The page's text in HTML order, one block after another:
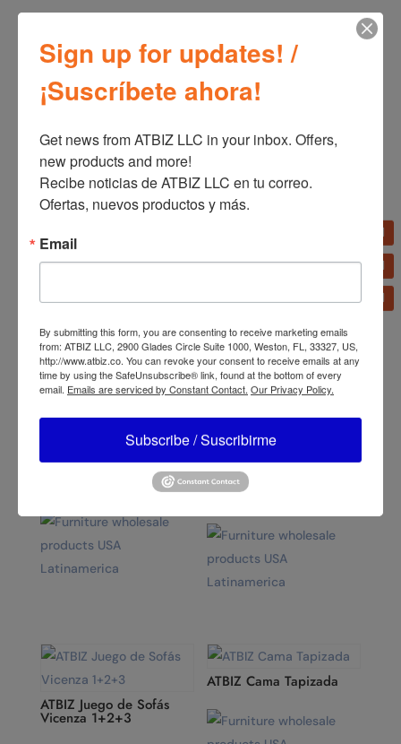
Productos relacionados
Atbiz Sofá Tapizado
ATBIZ Silla Gamer Lisboa ATBIZ Silla de Oficina
Ergonómica
ATBIZ Juego de Sofás
Vicenza 1+2+3
ATBIZ Cama Tapizada
Sign up for updates! /
¡Suscríbete ahora!
Get news from ATBIZ LLC in your inbox. Offers,
new products and more!
Recibe noticias de ATBIZ LLC en tu correo.
Ofertas, nuevos productos y más.
Email
By submitting this form, you are consenting to receive marketing emails
from: ATBIZ LLC, 2900 Glades Circle Suite 1000, Weston, FL, 33327, US,
http://www.atbiz.co. You can revoke your consent to receive emails at any
time by using the SafeUnsubscribe® link, found at the bottom of every
email. Emails are serviced by Constant Contact. Our Privacy Policy.
Subscribe / Suscribirme